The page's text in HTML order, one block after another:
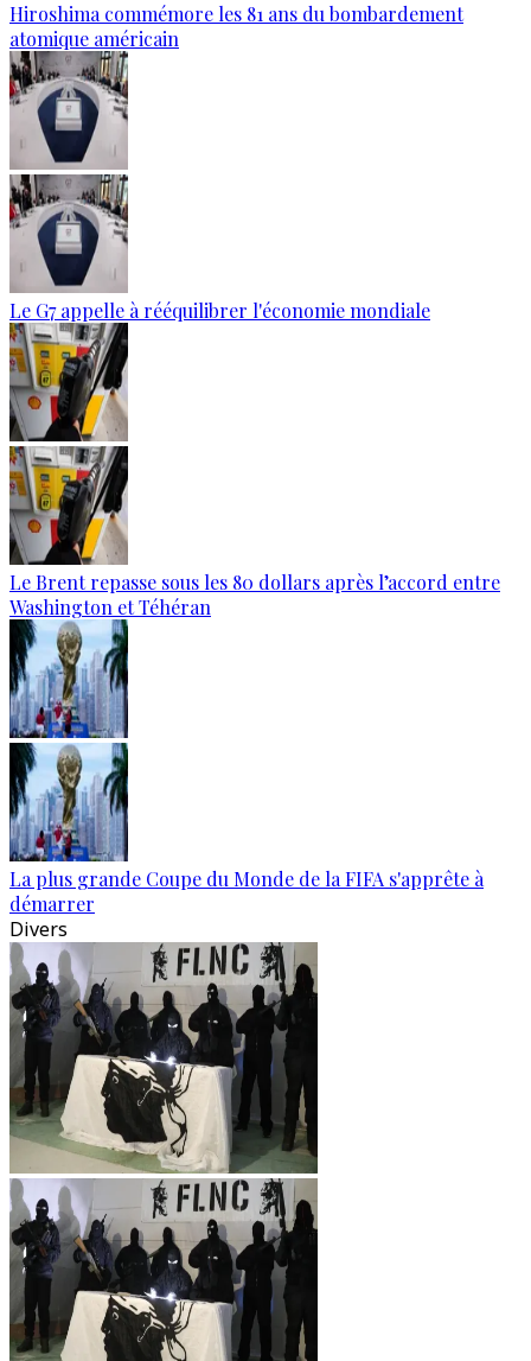
Hiroshima commémore les 81 ans du bombardement
atomique américain
Le G7 appelle à rééquilibrer l'économie mondiale
Le Brent repasse sous les 80 dollars après l’accord entre
Washington et Téhéran
La plus grande Coupe du Monde de la FIFA s'apprête à
démarrer
Divers